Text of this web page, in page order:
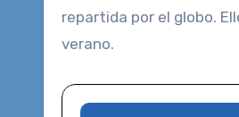
repartida por el globo.
verano.